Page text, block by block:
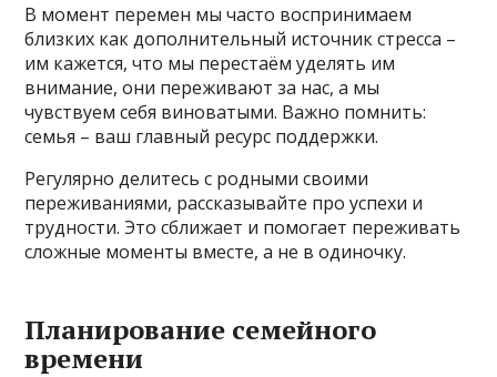
В момент перемен мы часто воспринимаем
близких как дополнительный источник стресса –
им кажется, что мы перестаём уделять им
внимание, они переживают за нас, а мы
чувствуем себя виноватыми. Важно помнить:
семья – ваш главный ресурс поддержки.
Регулярно делитесь с родными своими
переживаниями, рассказывайте про успехи и
трудности. Это сближает и помогает переживать
сложные моменты вместе, а не в одиночку.
Планирование семейного
времени